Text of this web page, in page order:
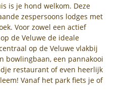
is je hond welkom. Deze
zespersoons lodges met
Voor zowel een actief
de Veluwe de ideale
op de Veluwe vlakbij
bowlingbaan, een pannakooi
restaurant of even heerlijk
Vanaf het park fiets je of